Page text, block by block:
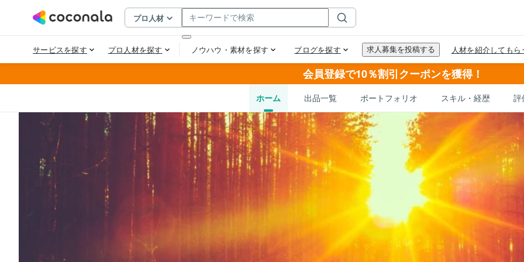
会員登録で10％割引クーポンを獲得！
ホーム 出品一覧 ポートフォリオ スキル・経歴 評